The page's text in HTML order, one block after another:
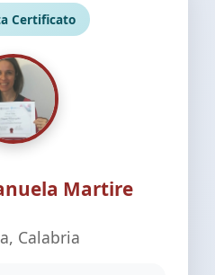
Certificato
Martire
Calabria